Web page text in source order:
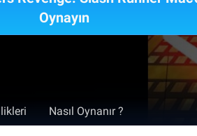
Oynayın
Nasıl Oynanır ?